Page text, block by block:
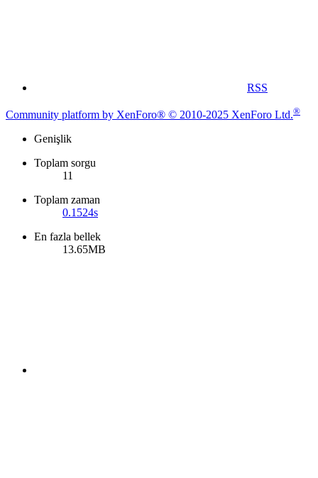
RSS
Community platform by XenForo® © 2010-2025 XenForo Ltd.®
Genişlik
Toplam sorgu
11
Toplam zaman
0.1524s
En fazla bellek
13.65MB